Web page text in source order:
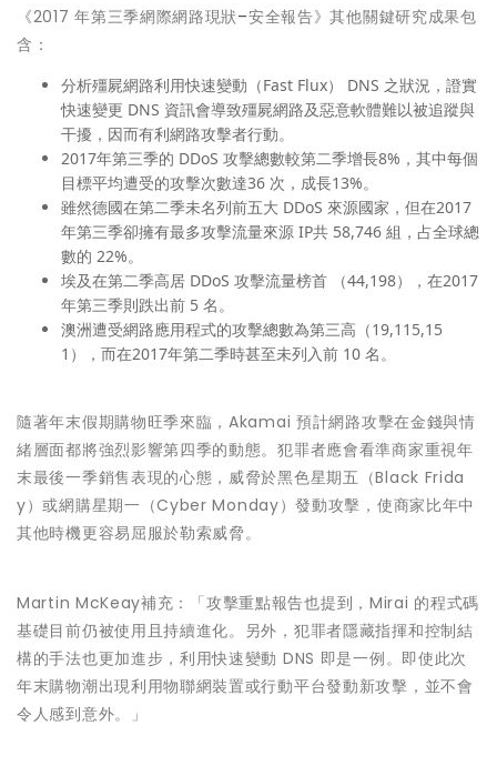
《2017 年第三季網際網路現狀–安全報告》其他關鍵研究成果包
含：
分析殭屍網路利用快速變動（Fast Flux） DNS 之狀況，證實
快速變更 DNS 資訊會導致殭屍網路及惡意軟體難以被追蹤與
干擾，因而有利網路攻擊者行動。
2017年第三季的 DDoS 攻擊總數較第二季增長8%，其中每個
目標平均遭受的攻擊次數達36 次，成長13%。
雖然德國在第二季未名列前五大 DDoS 來源國家，但在2017
年第三季卻擁有最多攻擊流量來源 IP共 58,746 組，占全球總
數的 22%。
埃及在第二季高居 DDoS 攻擊流量榜首 （44,198），在2017
年第三季則跌出前 5 名。
澳洲遭受網路應用程式的攻擊總數為第三高（19,115,15
1），而在2017年第二季時甚至未列入前 10 名。
隨著年末假期購物旺季來臨，Akamai 預計網路攻擊在金錢與情
緒層面都將強烈影響第四季的動態。犯罪者應會看準商家重視年
末最後一季銷售表現的心態，威脅於黑色星期五（Black Frida
y）或網購星期一（Cyber Monday）發動攻擊，使商家比年中
其他時機更容易屈服於勒索威脅。
Martin McKeay補充：「攻擊重點報告也提到，Mirai 的程式碼
基礎目前仍被使用且持續進化。另外，犯罪者隱藏指揮和控制結
構的手法也更加進步，利用快速變動 DNS 即是一例。即使此次
年末購物潮出現利用物聯網裝置或行動平台發動新攻擊，並不會
令人感到意外。」